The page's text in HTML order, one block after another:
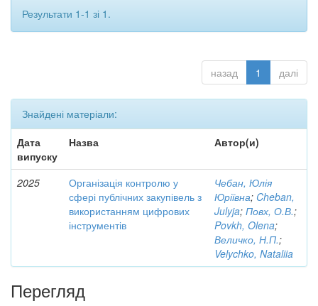
Результати 1-1 зі 1.
назад 1 далі
Знайдені матеріали:
Дата
випуску
Назва Автор(и)
2025
Організація контролю у
сфері публічних закупівель з
використанням цифрових
інструментів
Чебан, Юлія
Юріївна; Cheban,
Julyja; Повх, О.В.;
Povkh, Olena;
Величко, Н.П.;
Velychko, Nataliia
Перегляд